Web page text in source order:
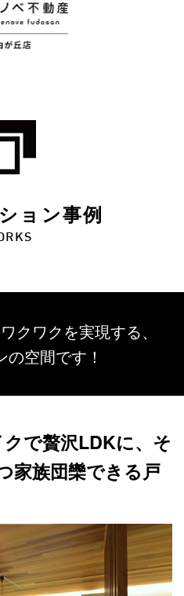
ョン事例
クワクを実現する、
空間です！
で贅沢LDKに、そ
家族団欒できる戸